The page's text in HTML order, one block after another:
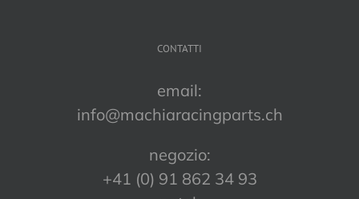
CONTATTI
email:
info@machiaracingparts.ch
negozio:
+41 (0) 91 862 34 93